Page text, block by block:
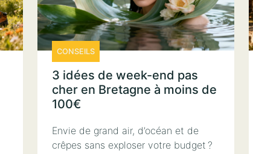
CONSEILS
3 idées de week-end pas
cher en Bretagne à moins de
100€
Envie de grand air, d’océan et de
crêpes sans exploser votre budget ?